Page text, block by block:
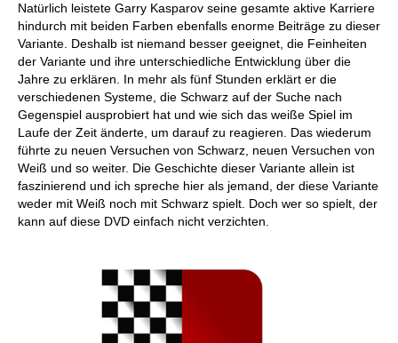
Natürlich leistete Garry Kasparov seine gesamte aktive Karriere
hindurch mit beiden Farben ebenfalls enorme Beiträge zu dieser
Variante. Deshalb ist niemand besser geeignet, die Feinheiten
der Variante und ihre unterschiedliche Entwicklung über die
Jahre zu erklären. In mehr als fünf Stunden erklärt er die
verschiedenen Systeme, die Schwarz auf der Suche nach
Gegenspiel ausprobiert hat und wie sich das weiße Spiel im
Laufe der Zeit änderte, um darauf zu reagieren. Das wiederum
führte zu neuen Versuchen von Schwarz, neuen Versuchen von
Weiß und so weiter. Die Geschichte dieser Variante allein ist
faszinierend und ich spreche hier als jemand, der diese Variante
weder mit Weiß noch mit Schwarz spielt. Doch wer so spielt, der
kann auf diese DVD einfach nicht verzichten.